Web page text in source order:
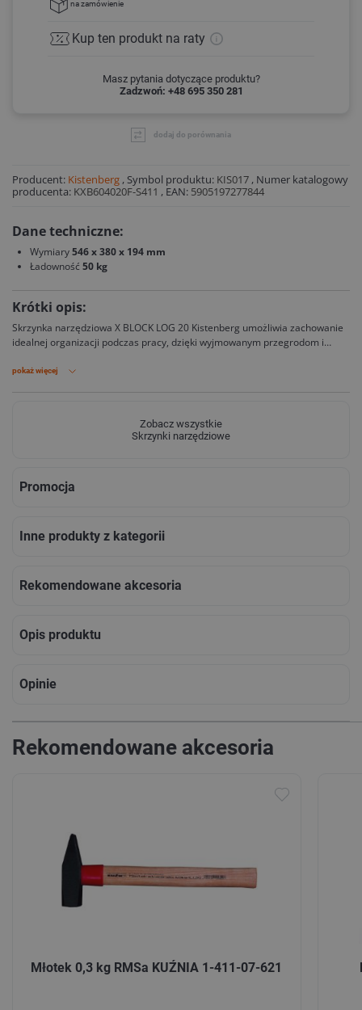
na zamówienie
Kup ten produkt na raty
Masz pytania dotyczące produktu?
Zadzwoń: +48 695 350 281
dodaj do porównania
Producent: Kistenberg , Symbol produktu: KIS017 , Numer katalogowy
producenta: KXB604020F-S411 , EAN: 5905197277844
Dane techniczne:
Wymiary546 x 380 x 194 mm
Ładowność 50 kg
Krótki opis:
Skrzynka narzędziowa X BLOCK LOG 20 Kistenberg umożliwia zachowanie
idealnej organizacji podczas pracy, dzięki wyjmowanym przegrodom i
calach wbudowaną w pokrywę. Skrzynia może pełnić funkcję podestu
pokaż więcej
Zobacz wszystkie
Skrzynki narzędziowe
Promocja
Inne produkty z kategorii
Rekomendowane akcesoria
Opis produktu
Opinie
Rekomendowane akcesoria
Młotek 0,3 kg RMSa KUŹNIA 1-411-07-621